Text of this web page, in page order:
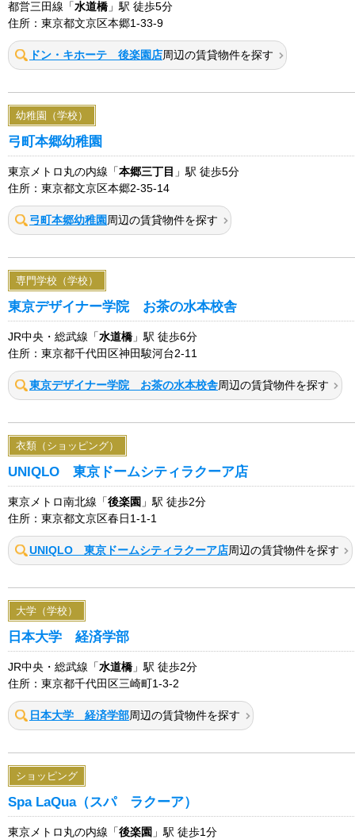
都営三田線「 水道橋 」駅 徒歩5分
住所：東京都文京区本郷1-33-9
ドン・キホーテ 後楽園店周辺の賃貸物件を探す
幼稚園（学校）
弓町本郷幼稚園
東京メトロ丸の内線「 本郷三丁目 」駅 徒歩5分
住所：東京都文京区本郷2-35-14
弓町本郷幼稚園 周辺の賃貸物件を探す
専門学校（学校）
東京デザイナー学院 お茶の水本校舎
JR中央・総武線「 水道橋 」駅 徒歩6分
住所：東京都千代田区神田駿河台2-11
東京デザイナー学院 お茶の水本校舎周辺の賃貸物件を探す
衣類（ショッピング）
UNIQLO 東京ドームシティラクーア店
東京メトロ南北線「 後楽園 」駅 徒歩2分
住所：東京都文京区春日1-1-1
UNIQLO 東京ドームシティラクーア店周辺の賃貸物件を探す
大学（学校）
日本大学 経済学部
JR中央・総武線「 水道橋 」駅 徒歩2分
住所：東京都千代田区三崎町1-3-2
日本大学 経済学部周辺の賃貸物件を探す
ショッピング
Spa LaQua（スパ ラクーア）
東京メトロ丸の内線「 後楽園 」駅 徒歩1分